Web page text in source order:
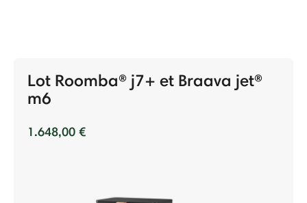
Lot Roomba® j7+ et Braava jet®
m6
1.648,00 €